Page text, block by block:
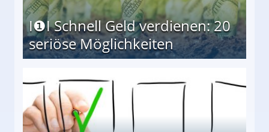
I❶I Schnell Geld verdienen: 20
seriöse Möglichkeiten